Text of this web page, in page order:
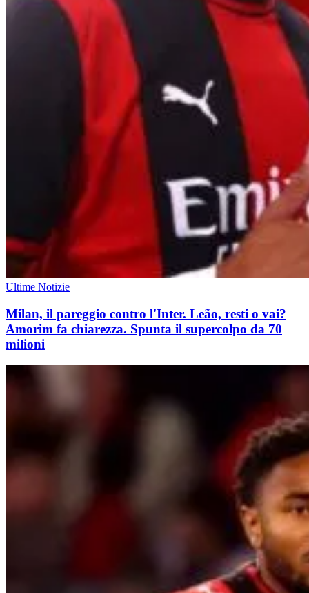
Ultime Notizie
Milan, il pareggio contro l'Inter. Leão, resti o vai?
Amorim fa chiarezza. Spunta il supercolpo da 70
milioni